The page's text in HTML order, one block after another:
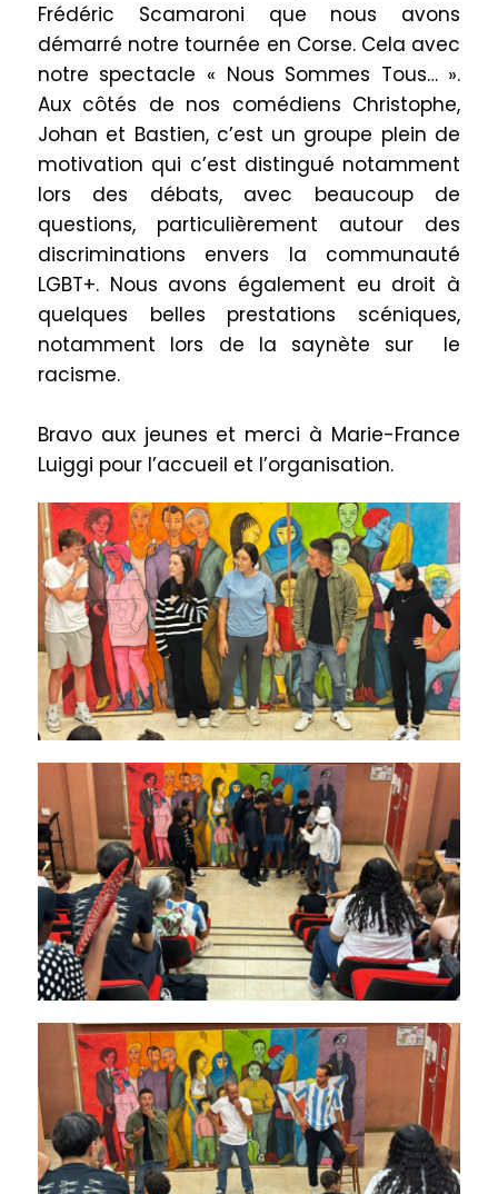
Frédéric Scamaroni que nous avons
démarré notre tournée en Corse. Cela avec
notre spectacle « Nous Sommes Tous… ».
Aux côtés de nos comédiens Christophe,
Johan et Bastien, c’est un groupe plein de
motivation qui c’est distingué notamment
lors des débats, avec beaucoup de
questions, particulièrement autour des
discriminations envers la communauté
LGBT+. Nous avons également eu droit à
quelques belles prestations scéniques,
notamment lors de la saynète sur le
racisme.
Bravo aux jeunes et merci à Marie-France
Luiggi pour l’accueil et l’organisation.